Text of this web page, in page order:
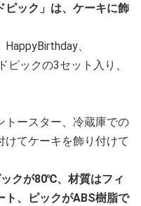
ピック」は、ケーキに飾
、
ピックの3セット入り、
トースター、冷蔵庫での
てケーキを飾り付けて
クが80℃、材質はフィ
ト、ピックがABS樹脂で